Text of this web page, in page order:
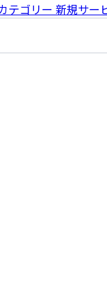
テゴリー 新規サー